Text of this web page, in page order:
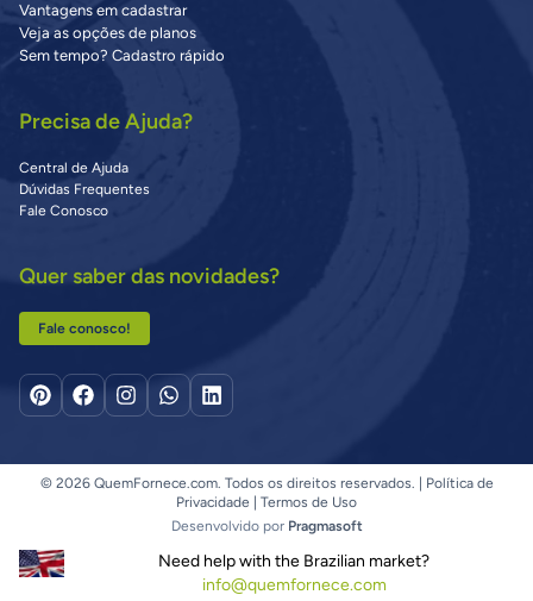
Vantagens em cadastrar
Veja as opções de planos
Sem tempo? Cadastro rápido
Precisa de Ajuda?
Central de Ajuda
Dúvidas Frequentes
Fale Conosco
Quer saber das novidades?
Fale conosco!
© 2026 QuemFornece.com. Todos os direitos reservados. |
Política de
Privacidade
Termos de Uso
Desenvolvido por Pragmasoft
Need help with the Brazilian market?
info@quemfornece.com